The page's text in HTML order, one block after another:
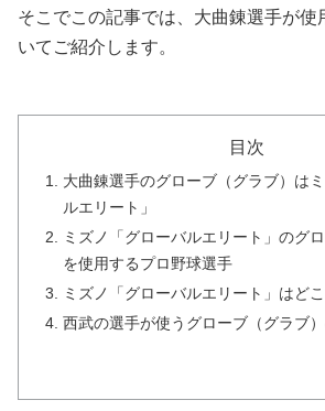
そこでこの記事では、大曲錬選手が使
いてご紹介します。
目次
大曲錬選手のグローブ（グラブ）は
ルエリート」
ミズノ「グローバルエリート」のグロ
を使用するプロ野球選手
ミズノ「グローバルエリート」はど
西武の選手が使うグローブ（グラブ